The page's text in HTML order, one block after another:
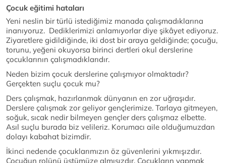
Çocuk eğitimi hataları
Yeni neslin bir türlü istediğimiz manada çalışmadıklarına
inanıyoruz. Dediklerimizi anlamıyorlar diye şikâyet ediyoruz.
Ziyaretlere gidildiğinde, iki dost bir araya geldiğinde; çocuğu,
torunu, yeğeni okuyorsa birinci dertleri okul derslerine
çocuklarının çalışmadıklarıdır.
Neden bizim çocuk derslerine çalışmıyor olmaktadır?
Gerçekten suçlu çocuk mu?
Ders çalışmak, hazırlanmak dünyanın en zor uğraşıdır.
Derslere çalışmak zor geliyor gençlerimize. Tarlaya gitmeyen,
soğuk, sıcak nedir bilmeyen gençler ders çalışmaz elbette.
Asıl suçlu burada biz velileriz. Korumacı aile olduğumuzdan
dolayı kabahat bizimdir.
İkinci nedende çocuklarımızın öz güvenlerini yıkmışızdır.
Çocuğun rolünü üstümüze almışızdır. Çocukların yapmak